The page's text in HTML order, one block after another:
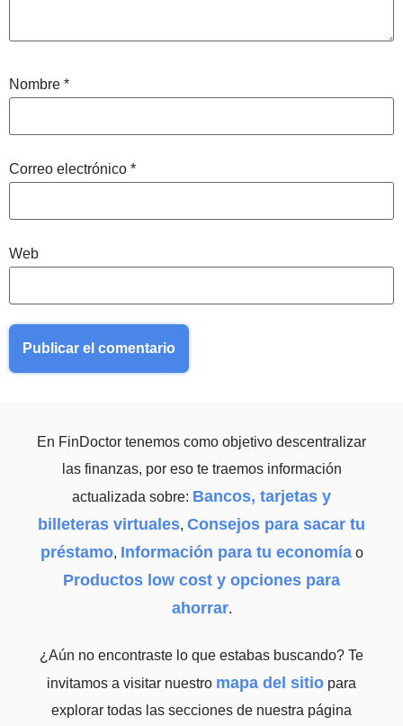
Nombre *
Correo electrónico *
Web
En FinDoctor tenemos como objetivo descentralizar
las finanzas, por eso te traemos información
actualizada sobre: Bancos, tarjetas y
billeteras virtuales, Consejos para sacar tu
préstamo, Información para tu economíao
Productos low cost y opciones para
ahorrar.
¿Aún no encontraste lo que estabas buscando? Te
invitamos a visitar nuestro mapa del sitio para
explorar todas las secciones de nuestra página